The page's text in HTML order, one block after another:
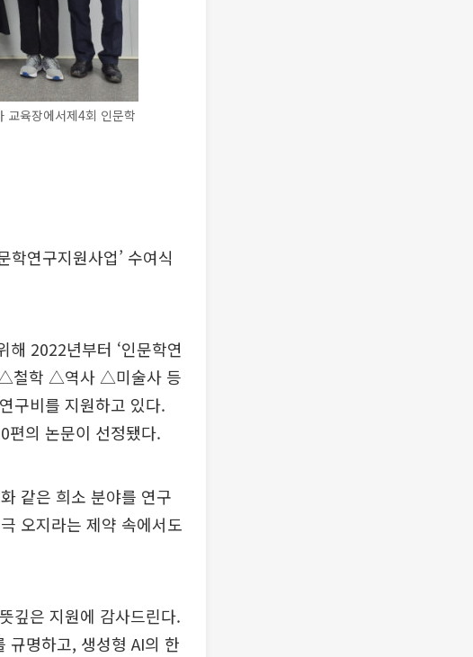
육장에서제4회 인문학
연구지원사업’ 수여식
2022년부터 ‘인문학연
△철학 △역사 △미술사 등
구비를 지원하고 있다.
편의 논문이 선정됐다.
같은 희소 분야를 연구
오지라는 제약 속에서도
깊은 지원에 감사드린다.
규명하고, 생성형 AI의 한